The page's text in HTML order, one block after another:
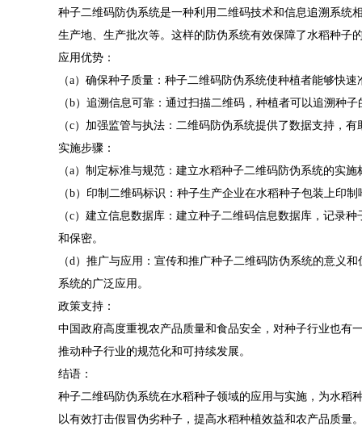
种子二维码防伪系统是一种利用二维码技术和信息追溯系统
生产地、生产批次等。这样的防伪系统有效保障了水稻种子
应用优势：
（a）确保种子质量：种子二维码防伪系统使种植者能够快
（b）追溯信息可靠：通过扫描二维码，种植者可以追溯种
（c）加强监管与执法：二维码防伪系统提供了数据支持，
实施步骤：
（a）制定标准与规范：建立水稻种子二维码防伪系统的实
（b）印制二维码标识：种子生产企业在水稻种子包装上印
（c）建立信息数据库：建立种子二维码信息数据库，记录
和保密。
（d）推广与应用：宣传和推广种子二维码防伪系统的意义
系统的广泛应用。
政策支持：
中国政府高度重视农产品质量和食品安全，对种子行业也有
推动种子行业的规范化和可持续发展。
结语：
种子二维码防伪系统在水稻种子领域的应用与实施，为水稻
以有效打击假冒伪劣种子，提高水稻种植效益和农产品质量